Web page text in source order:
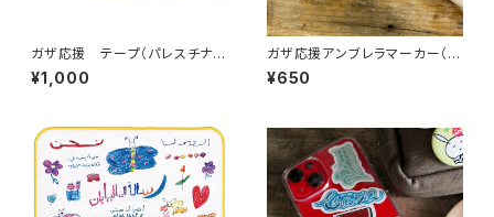
ガザ応援 テープ（パレスチナゆ
かりのモチーフ）
¥1,000
ガザ応援アンブレラマーカー（ガ
ザ）
¥650